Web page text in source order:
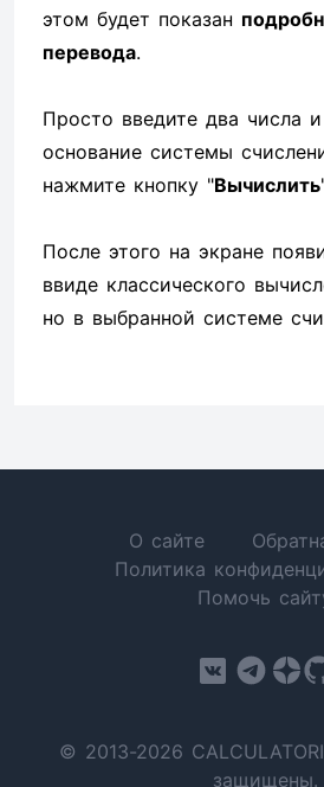
этом будет показан
перевода.
Просто введите два числа
основание системы
нажмите кнопку "Вычислить
После этого на экране
ввиде классического
но в выбранной системе
О сайте
Политика
Помочь
© 2013-2026
защищены.